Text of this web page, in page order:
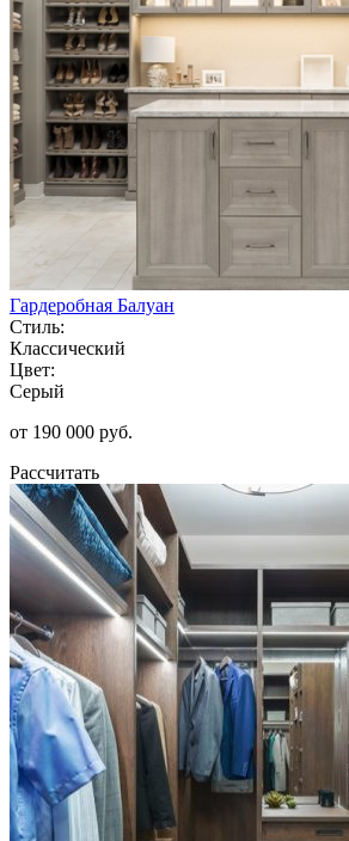
Гардеробная Балуан
Стиль:
Классический
Цвет:
Серый
от 190 000 руб.
Рассчитать